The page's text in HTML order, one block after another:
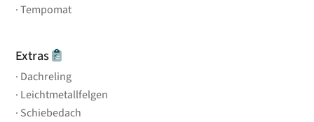
Tempomat
Extras
Dachreling
Leichtmetallfelgen
Schiebedach